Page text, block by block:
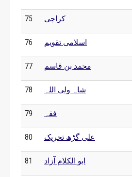
75 کراچی
76 اسلامی تقویم
77 محمد بن قاسم
78 شاہ ولی اللہ
79 فقہ
80 علی گڑھ تحریک
81 ابو الکلام آزاد